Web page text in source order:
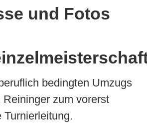
und Fotos
bedingten Umzugs
Reininger zum vorerst
Turnierleitung.